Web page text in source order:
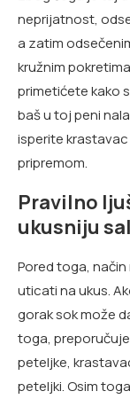
neprijatnost,
a zatim
kružnim
primetićete kako
baš u toj peni
isperite
pripremom.
Pravilno
ukusniju
Pored toga,
uticati na ukus.
gorak sok može
toga,
peteljke,
peteljki. Osim